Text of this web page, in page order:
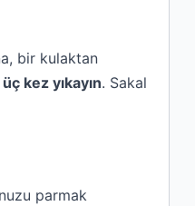
bir kulaktan
üç kez yıkayın. Sakal
parmak